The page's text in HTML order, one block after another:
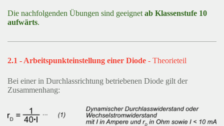
Die nachfolgenden Übungen sind geeignet ab Klassenstufe 10
aufwärts.
2.1 - Arbeitspunkteinstellung einer Diode - Theorieteil
Bei einer in Durchlassrichtung betriebenen Diode gilt der
Zusammenhang: